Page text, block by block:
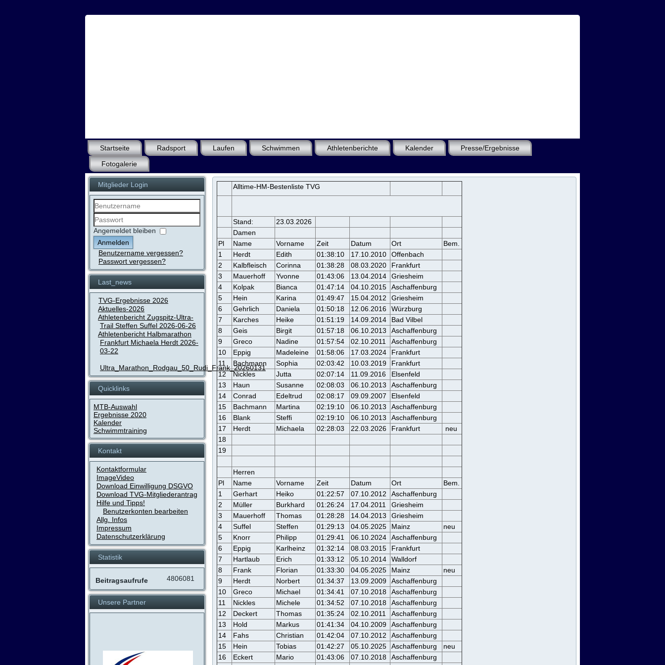
Startseite Radsport Laufen Schwimmen Athletenberichte Kalender
Presse/Ergebnisse
Fotogalerie
Mitglieder Login
Benutzername
Passwort
Angemeldet bleiben
Anmelden
Benutzername vergessen?
Passwort vergessen?
Last_news
TVG-Ergebnisse 2026
Aktuelles-2026
Athletenbericht Zugspitz-Ultra-
Trail Steffen Suffel 2026-06-26
Athletenbericht Halbmarathon
Frankfurt Michaela Herdt 2026-
03-22
Ultra_Marathon_Rodgau_50_Rudi_Frank_20260131
Quicklinks
MTB-Auswahl
Ergebnisse 2020
Kalender
Schwimmtraining
Kontakt
Kontaktformular
ImageVideo
Download Einwilligung DSGVO
Download TVG-Mitgliederantrag
Hilfe und Tipps!
Benutzerkonten bearbeiten
Allg. Infos
Impressum
Datenschutzerklärung
Statistik
Beitragsaufrufe 4806081
Unsere Partner
Alltime-HM-Bestenliste TVG
Stand:
23.03.2026
Damen
Pl
Name Vorname Zeit Datum Ort
Bem.
1
Herdt Edith 01:38:10 17.10.2010
Offenbach
2
Kalbfleisch Corinna 01:38:28 08.03.2020
Frankfurt
3
Mauerhoff Yvonne 01:43:06 13.04.2014
Griesheim
4
Kolpak Bianca 01:47:14 04.10.2015
Aschaffenburg
5
Hein Karina 01:49:47 15.04.2012
Griesheim
6
Gehrlich Daniela 01:50:18 12.06.2016
Würzburg
7
Karches Heike 01:51:19 14.09.2014
Bad Vilbel
8
Geis Birgit 01:57:18 06.10.2013
Aschaffenburg
9
Greco Nadine 01:57:54 02.10.2011
Aschaffenburg
10
Eppig Madeleine 01:58:06 17.03.2024
Frankfurt
11
Bachmann Sophia 02:03:42 10.03.2019
Frankfurt
12
Nickles Jutta 02:07:14 11.09.2016
Elsenfeld
13
Haun Susanne 02:08:03 06.10.2013
Aschaffenburg
14
Conrad Edeltrud 02:08:17 09.09.2007
Elsenfeld
15
Bachmann Martina 02:19:10 06.10.2013
Aschaffenburg
16
Blank Steffi 02:19:10 06.10.2013
Aschaffenburg
17
Herdt Michaela 02:28:03 22.03.2026 Frankfurt
neu
18
19
Herren
Pl
Name Vorname Zeit Datum Ort
Bem.
1
Gerhart Heiko 01:22:57 07.10.2012
Aschaffenburg
2
Müller Burkhard 01:26:24 17.04.2011
Griesheim
3
Mauerhoff Thomas 01:28:28 14.04.2013
Griesheim
4
Suffel Steffen 01:29:13 04.05.2025 Mainz
neu
5
Knorr Philipp 01:29:41 06.10.2024
Aschaffenburg
6
Eppig Karlheinz 01:32:14 08.03.2015
Frankfurt
7
Hartlaub Erich 01:33:12 05.10.2014
Walldorf
8
Frank Florian 01:33:30 04.05.2025 Mainz
neu
9
Herdt Norbert 01:34:37 13.09.2009
Aschaffenburg
10
Greco Michael 01:34:41 07.10.2018
Aschaffenburg
11
Nickles Michele 01:34:52 07.10.2018
Aschaffenburg
12
Deckert Thomas 01:35:24 02.10.2011
Aschaffenburg
13
Hold Markus 01:41:34 04.10.2009
Aschaffenburg
14
Fahs Christian 01:42:04 07.10.2012
Aschaffenburg
15
Hein Tobias 01:42:27 05.10.2025 Aschaffenburg
neu
16
Eckert Mario 01:43:06 07.10.2018
Aschaffenburg